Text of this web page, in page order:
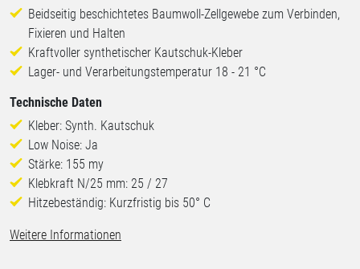
Beidseitig beschichtetes Baumwoll-Zellgewebe zum Verbinden,
Fixieren und Halten
Kraftvoller synthetischer Kautschuk-Kleber
Lager- und Verarbeitungstemperatur 18 - 21 °C
Technische Daten
Kleber: Synth. Kautschuk
Low Noise: Ja
Stärke: 155 my
Klebkraft N/25 mm: 25 / 27
Hitzebeständig: Kurzfristig bis 50° C
Weitere Informationen